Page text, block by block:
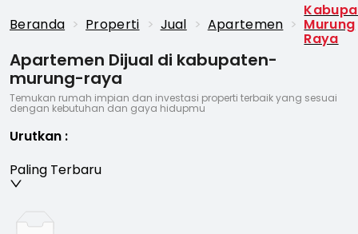
Beranda > Properti > Jual > Apartemen > Murung
Raya
Apartemen Dijual di kabupaten-
murung-raya
Temukan rumah impian dan investasi properti terbaik yang sesuai
dengan kebutuhan dan gaya hidupmu
Urutkan :
Paling Terbaru